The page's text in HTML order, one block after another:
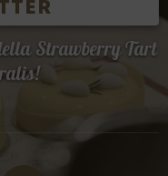
Strawberry Tart